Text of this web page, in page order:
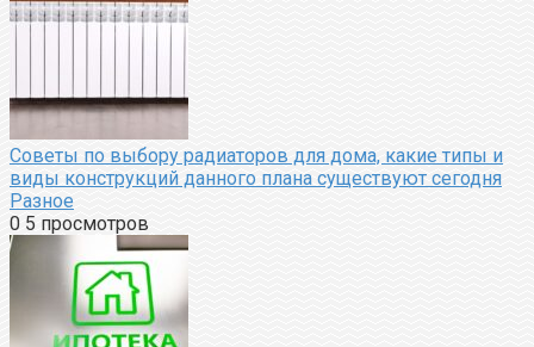
Советы по выбору радиаторов для дома, какие типы и
виды конструкций данного плана существуют сегодня
Разное
0 5 просмотров